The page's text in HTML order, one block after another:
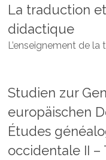
La traduction
didactique
L’enseignement de la
Studien zur
europäischen
Études
occidentale II